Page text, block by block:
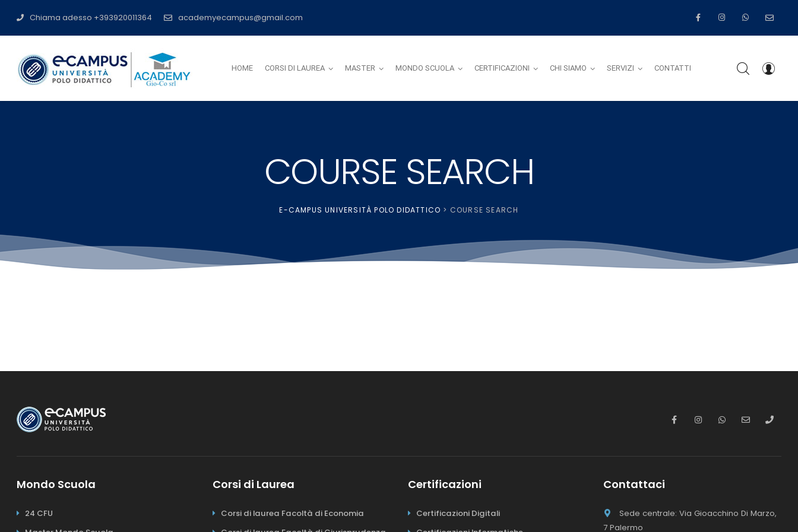
Chiama adesso +393920011364 academyecampus@gmail.com
HOME CORSI DI LAUREA MASTER MONDO SCUOLA CERTIFICAZIONI CHI SIAMO SERVIZI CONTATTI
COURSE SEARCH
E-CAMPUS UNIVERSITÀ POLO DIDATTICO > COURSE SEARCH
Mondo Scuola
24 CFU
Corsi di Laurea
Corsi di laurea Facoltà di Economia
Certificazioni
Certificazioni Digitali
Contattaci
Sede centrale: Via Gioacchino Di Marzo,
7 Palermo